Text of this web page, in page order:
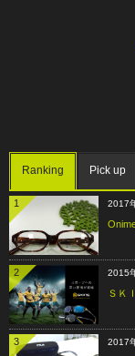
Ranking Pick up
1 2017
2 2015
ＳＫ
3 2017